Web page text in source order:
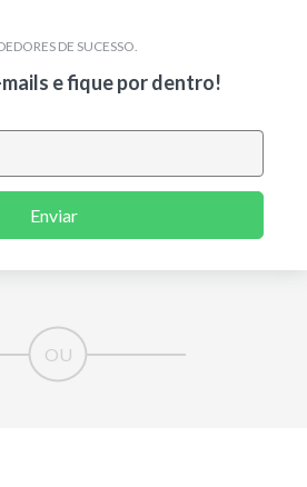
DE SUCESSO.
e fique por dentro!
Enviar